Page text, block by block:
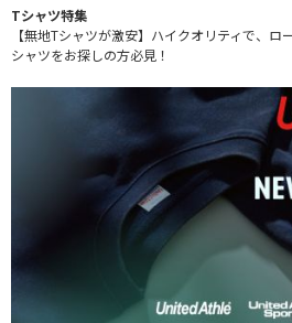
Tシャツ特集
【無地Tシャツが激安】ハイクオリティで、
シャツをお探しの方必見！